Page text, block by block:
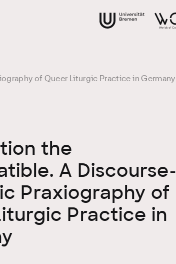
of Queer Liturgic Practice in Germany
the
A Discourse-
Praxiography of
Practice in